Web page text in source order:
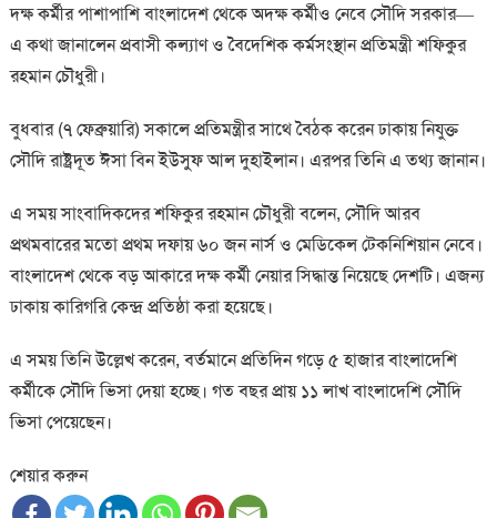
দক্ষ কর্মীর পাশাপাশি বাংলাদেশ থেকে অদক্ষ কর্মীও নেবে সৌদি সরকার—
এ কথা জানালেন প্রবাসী কল্যাণ ও বৈদেশিক কর্মসংস্থান প্রতিমন্ত্রী শফিকুর
রহমান চৌধুরী।
বুধবার (৭ ফেব্রুয়ারি) সকালে প্রতিমন্ত্রীর সাথে বৈঠক করেন ঢাকায় নিযুক্ত
সৌদি রাষ্ট্রদূত ঈসা বিন ইউসুফ আল দুহাইলান। এরপর তিনি এ তথ্য জানান।
এ সময় সাংবাদিকদের শফিকুর রহমান চৌধুরী বলেন, সৌদি আরব
প্রথমবারের মতো প্রথম দফায় ৬০ জন নার্স ও মেডিকেল টেকনিশিয়ান নেবে।
বাংলাদেশ থেকে বড় আকারে দক্ষ কর্মী নেয়ার সিদ্ধান্ত নিয়েছে দেশটি। এজন্য
ঢাকায় কারিগরি কেন্দ্র প্রতিষ্ঠা করা হয়েছে।
এ সময় তিনি উল্লেখ করেন, বর্তমানে প্রতিদিন গড়ে ৫ হাজার বাংলাদেশি
কর্মীকে সৌদি ভিসা দেয়া হচ্ছে। গত বছর প্রায় ১১ লাখ বাংলাদেশি সৌদি
ভিসা পেয়েছেন।
শেয়ার করুন